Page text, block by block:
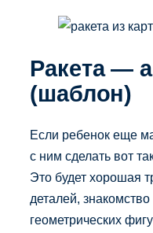
Ракета —
(шаблон)
Если ребенок еще
с ним сделать вот
Это будет хорошая
деталей,
геометрических